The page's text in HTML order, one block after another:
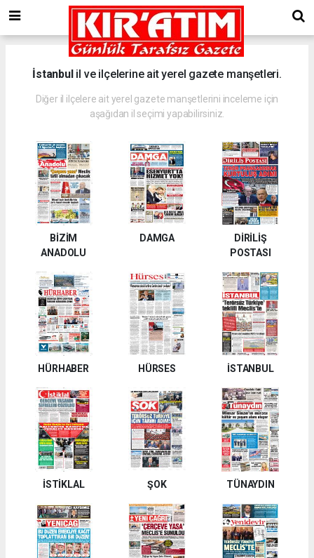
İstanbulil ve ilçelerine ait yerel gazete manşetleri.
Diğer il ilçelere ait yerel gazete manşetlerini inceleme için
aşağıdan il seçimi yapabilirsiniz.
BİZİM
ANADOLU
DAMGA
DİRİLİŞ
POSTASI
HÜRHABER HÜRSES İSTANBUL
İSTİKLAL ŞOK TÜNAYDIN